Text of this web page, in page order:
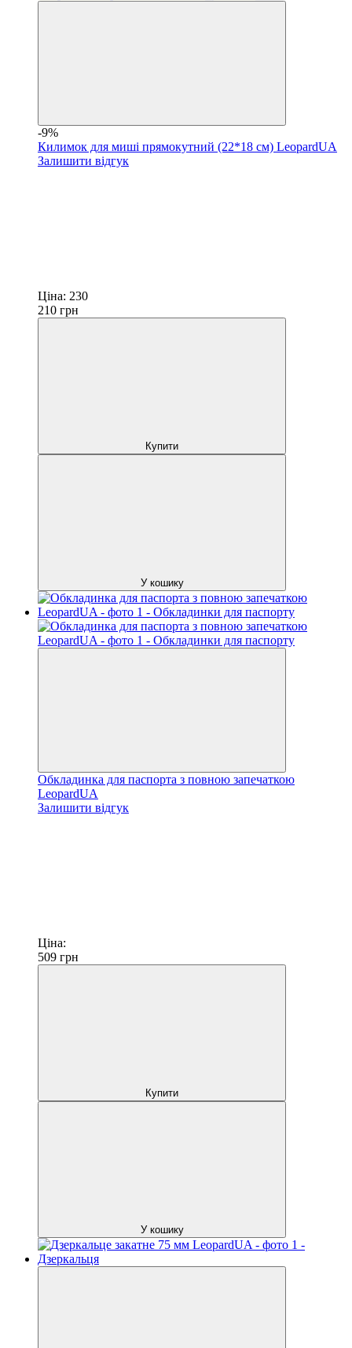
-9%
Килимок для миші прямокутний (22*18 cм) LeopardUA
Залишити відгук
Ціна: 230
210 грн
Купити
У кошику
Обкладинка для паспорта з повною запечаткою
LeopardUA
Залишити відгук
Ціна:
509 грн
Купити
У кошику